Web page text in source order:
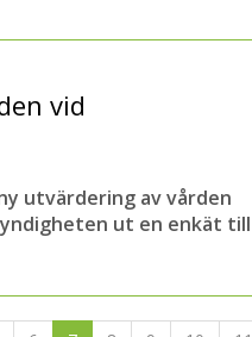
vid
utvärdering av vården
ut en enkät till